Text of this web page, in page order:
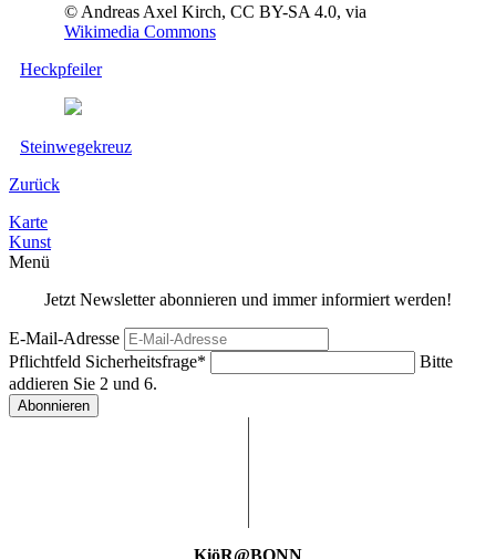
© Andreas Axel Kirch, CC BY-SA 4.0, via
Wikimedia Commons
Heckpfeiler
Steinwegekreuz
Zurück
Karte
Kunst
Menü
Jetzt Newsletter abonnieren und immer informiert werden!
E-Mail-Adresse
Pflichtfeld Sicherheitsfrage*
Bitte
addieren Sie 2 und 6.
Abonnieren
KiöR@BONN